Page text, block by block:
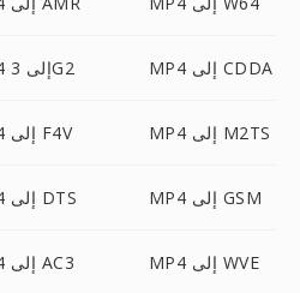
MP4 إلى 3G2 MP4 إلى CDDA
MP4 إلى F4V MP4 إلى M2TS
MP4 إلى DTS MP4 إلى GSM
MP4 إلى AC3 MP4 إلى WVE